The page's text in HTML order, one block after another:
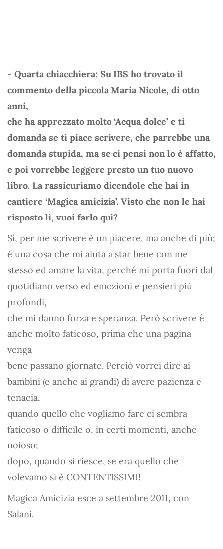
- Quarta chiacchiera: Su IBS ho trovato il
commento della piccola Maria Nicole, di otto
anni,
che ha apprezzato molto ‘Acqua dolce’ e ti
domanda se ti piace scrivere, che parrebbe una
domanda stupida, ma se ci pensi non lo è affatto,
e poi vorrebbe leggere presto un tuo nuovo
libro. La rassicuriamo dicendole che hai in
cantiere ‘Magica amicizia’. Visto che non le hai
risposto lì, vuoi farlo qui?
Sì, per me scrivere è un piacere, ma anche di più;
é una cosa che mi aiuta a star bene con me
stesso ed amare la vita, perché mi porta fuori dal
quotidiano verso ed emozioni e pensieri più
profondi,
che mi danno forza e speranza. Però scrivere è
anche molto faticoso, prima che una pagina
venga
bene passano giornate. Perciò vorrei dire ai
bambini (e anche ai grandi) di avere pazienza e
tenacia,
quando quello che vogliamo fare ci sembra
faticoso o difficile o, in certi momenti, anche
noioso;
dopo, quando si riesce, se era quello che
volevamo si è CONTENTISSIMI!
Magica Amicizia esce a settembre 2011, con
Salani.